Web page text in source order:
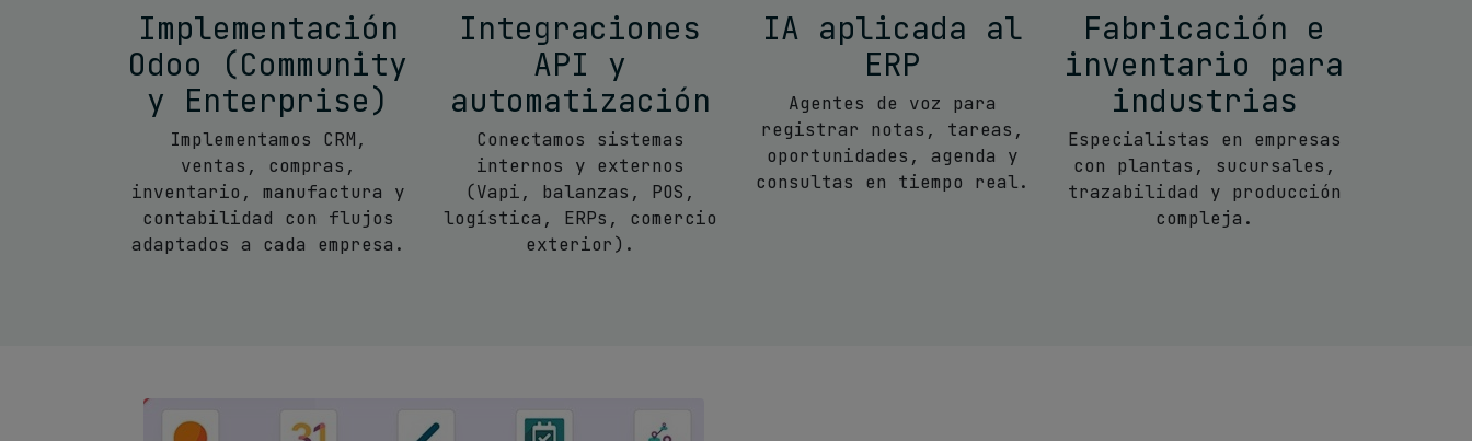
Implementación
Odoo (Community
y Enterprise)
Implementamos CRM,
ventas, compras,
inventario, manufactura y
contabilidad con flujos
adaptados a cada empresa.
Integraciones
API y
automatización
Conectamos sistemas
internos y externos
(Vapi, balanzas, POS,
logística, ERPs, comercio
exterior).
IA aplicada al
ERP
Agentes de voz para
registrar notas, tareas,
oportunidades, agenda y
consultas en tiempo real.
Fabricación e
inventario para
industrias
Especialistas en empresas
con plantas, sucursales,
trazabilidad y producción
compleja.